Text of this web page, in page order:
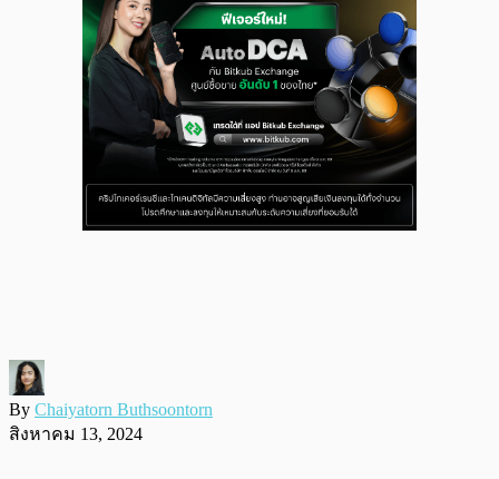
By Chaiyatorn Buthsoontorn
สิงหาคม 13, 2024